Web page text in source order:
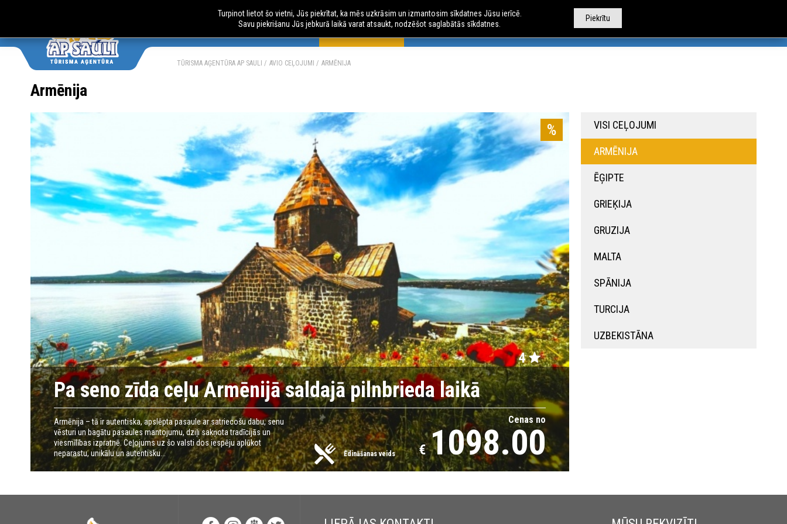
AUTOBUSU CEĻOJUMI AVIO CEĻOJUMI ČARTERLIDOJUMI AUTOBUSU NOMA CITI PAKALPOJUMI
TŪRISMA AĢENTŪRA AP SAULI AVIO CEĻOJUMI ARMĒNIJA
Armēnija
%
Pa seno zīda ceļu Armēnijā saldajā pilnbrieda laikā
Armēnija – tā ir autentiska, apslēpta pasaule ar satriecošu dabu, senu
vēsturi un bagātu pasaules mantojumu, dziļi sakņota tradīcijās un
viesmīlības izpratnē. Ceļojums uz šo valsti dos iespēju aplūkot
neparastu, unikālu un autentisku...
Ēdināšanas veids
Cenas no
€ 1098.00
4
VISI CEĻOJUMI
ARMĒNIJA
ĒĢIPTE
GRIEĶIJA
GRUZIJA
MALTA
SPĀNIJA
TURCIJA
UZBEKISTĀNA
Piekrītu
Turpinot lietot šo vietni, Jūs piekrītat, ka mēs uzkrāsim un izmantosim sīkdatnes Jūsu ierīcē.
Savu piekrišanu Jūs jebkurā laikā varat atsaukt, nodzēšot saglabātās sīkdatnes.